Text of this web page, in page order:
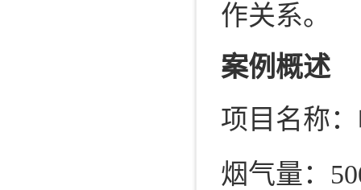
作关系。
案例概述
项目名称
烟气量：